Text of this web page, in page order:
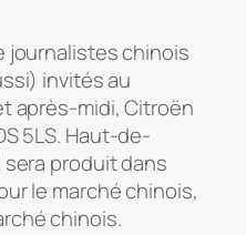
journalistes chinois
invités au
après-midi, Citroën
5LS. Haut-de-
sera produit dans
le marché chinois,
chinois.